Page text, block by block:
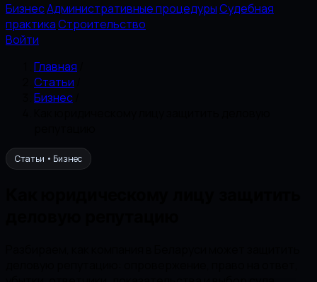
БизнесАдминистративные процедурыСудебная
практикаСтроительство
Войти
Главная
Статьи
Бизнес
Статьи • Бизнес